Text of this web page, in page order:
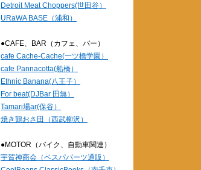
Detroit Meat Choppers(世田谷）
URaWA BASE（浦和）
●CAFE、BAR（カフェ、バー）
cafe Cache-Cache(一ツ橋学園）
cafe Pannacotta(船橋）
Ethnic Banana(八王子）
For beat(DJBar 田無）
Tamari場ar(保谷）
焼き鶏おさ田（西武柳沢）
●MOTOR（バイク、自動車関連）
宇賀神商会（ベスパパーツ通販）